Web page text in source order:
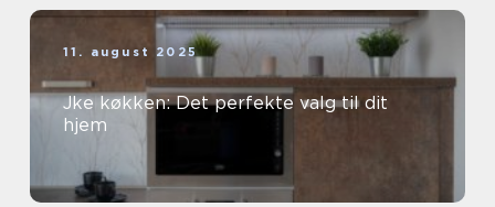
11. august 2025
Jke køkken: Det perfekte valg til dit
hjem